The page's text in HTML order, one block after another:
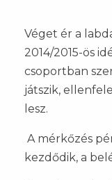
Véget ér a
2014/2015-ös
csoportban
játszik,
lesz.
A mérkőzés
kezdődik, a